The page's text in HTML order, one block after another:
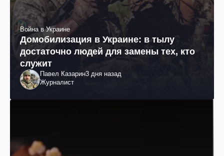
Война в Украине
Домобилизация в Украине: в тылу
достаточно людей для замены тех, кто
служит
Павел Казарин3 дня назад
Журналист